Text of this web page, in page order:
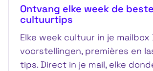
Ontvang elke week de beste
cultuurtips
Elke week cultuur in je mailbox
voorstellingen, premières en
tips. Direct in je mail, elke